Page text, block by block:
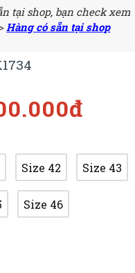
Size 42 Size 43
Size 46
tại shop, bạn check xem
Hàng có sẵn tại shop